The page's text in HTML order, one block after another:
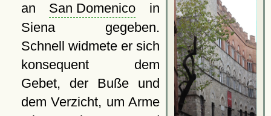
an San Domenico in
Siena gegeben.
Schnell widmete er sich
konsequent dem
Gebet, der Buße und
dem Verzicht, um Arme